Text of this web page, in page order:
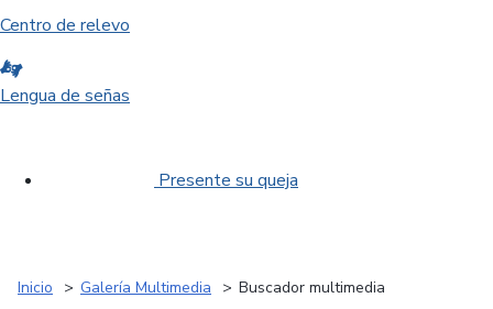
Centro de relevo
Lengua de señas
Presente su queja
Inicio Galería Multimedia Buscador multimedia